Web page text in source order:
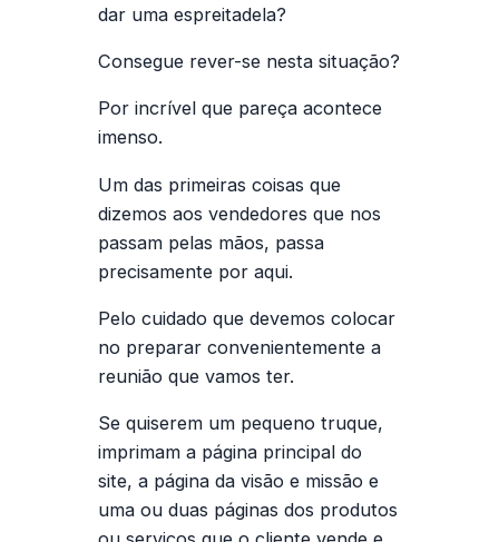
dar uma espreitadela?
Consegue rever-se nesta situação?
Por incrível que pareça acontece
imenso.
Um das primeiras coisas que
dizemos aos vendedores que nos
passam pelas mãos, passa
precisamente por aqui.
Pelo cuidado que devemos colocar
no preparar convenientemente a
reunião que vamos ter.
Se quiserem um pequeno truque,
imprimam a página principal do
site, a página da visão e missão e
uma ou duas páginas dos produtos